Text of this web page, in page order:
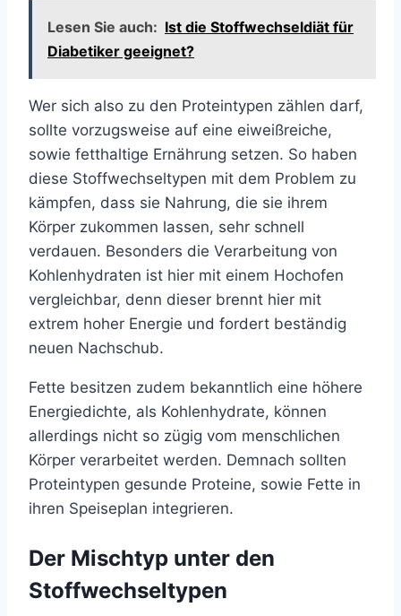
Lesen Sie auch: Ist die Stoffwechseldiät für
Diabetiker geeignet?
Wer sich also zu den Proteintypen zählen darf,
sollte vorzugsweise auf eine eiweißreiche,
sowie fetthaltige Ernährung setzen. So haben
diese Stoffwechseltypen mit dem Problem zu
kämpfen, dass sie Nahrung, die sie ihrem
Körper zukommen lassen, sehr schnell
verdauen. Besonders die Verarbeitung von
Kohlenhydraten ist hier mit einem Hochofen
vergleichbar, denn dieser brennt hier mit
extrem hoher Energie und fordert beständig
neuen Nachschub.
Fette besitzen zudem bekanntlich eine höhere
Energiedichte, als Kohlenhydrate, können
allerdings nicht so zügig vom menschlichen
Körper verarbeitet werden. Demnach sollten
Proteintypen gesunde Proteine, sowie Fette in
ihren Speiseplan integrieren.
Der Mischtyp unter den
Stoffwechseltypen